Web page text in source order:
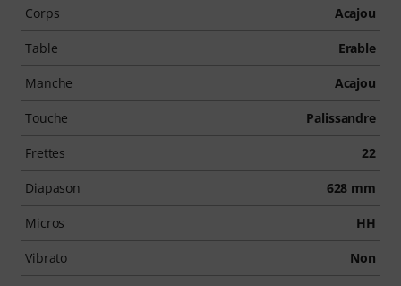
Corps Acajou
Table Erable
Manche Acajou
Touche Palissandre
Frettes 22
Diapason 628 mm
Micros HH
Vibrato Non